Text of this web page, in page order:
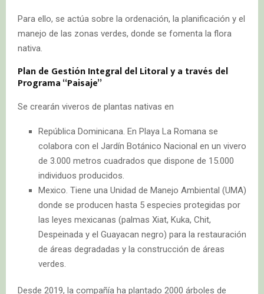
Para ello, se actúa sobre la ordenación, la planificación y el
manejo de las zonas verdes, donde se fomenta la flora
nativa.
Plan de Gestión Integral del Litoral y a través del
Programa “Paisaje”
Se crearán viveros de plantas nativas en
República Dominicana. En Playa La Romana se
colabora con el Jardín Botánico Nacional en un vivero
de 3.000 metros cuadrados que dispone de 15.000
individuos producidos.
Mexico. Tiene una Unidad de Manejo Ambiental (UMA)
donde se producen hasta 5 especies protegidas por
las leyes mexicanas (palmas Xiat, Kuka, Chit,
Despeinada y el Guayacan negro) para la restauración
de áreas degradadas y la construcción de áreas
verdes.
Desde 2019, la compañía ha plantado 2000 árboles de